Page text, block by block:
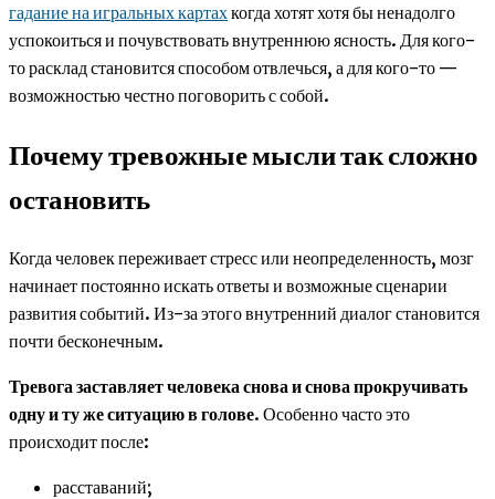
гадание на игральных картахкогда хотят хотя бы ненадолго
успокоиться и почувствовать внутреннюю ясность. Для кого-
то расклад становится способом отвлечься, а для кого-то —
возможностью честно поговорить с собой.
Почему тревожные мысли так сложно
остановить
Когда человек переживает стресс или неопределенность, мозг
начинает постоянно искать ответы и возможные сценарии
развития событий. Из-за этого внутренний диалог становится
почти бесконечным.
Тревога заставляет человека снова и снова прокручивать
одну и ту же ситуацию в голове. Особенно часто это
происходит после:
расставаний;